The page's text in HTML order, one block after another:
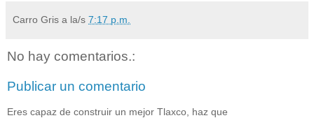
Carro Gris a la/s 7:17 p.m.
No hay comentarios.:
Publicar un comentario
Eres capaz de construir un mejor Tlaxco, haz que